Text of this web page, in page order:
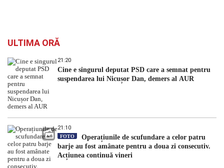
ULTIMA ORĂ
21:20
Cine e singurul deputat PSD care a semnat pentru
suspendarea lui Nicușor Dan, demers al AUR
21:10
FOTO
Operațiunile de scufundare a celor patru
barje au fost amânate pentru a doua zi consecutiv.
Acțiunea continuă vineri